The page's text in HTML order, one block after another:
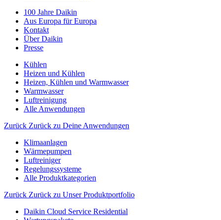
100 Jahre Daikin
Aus Europa für Europa
Kontakt
Über Daikin
Presse
Kühlen
Heizen und Kühlen
Heizen, Kühlen und Warmwasser
Warmwasser
Luftreinigung
Alle Anwendungen
Zurück Zurück zu Deine Anwendungen
Klimaanlagen
Wärmepumpen
Luftreiniger
Regelungssysteme
Alle Produktkategorien
Zurück Zurück zu Unser Produktportfolio
Daikin Cloud Service Residential